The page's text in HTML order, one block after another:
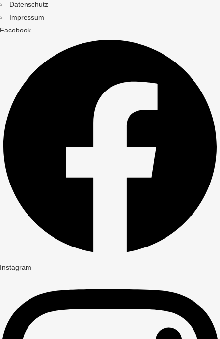
Datenschutz
Impressum
Facebook
Instagram